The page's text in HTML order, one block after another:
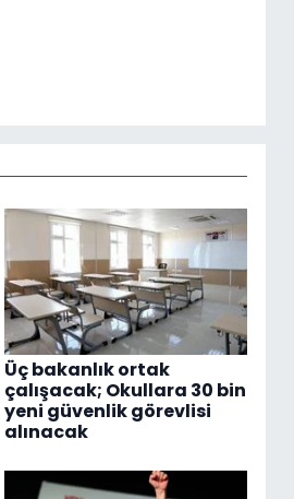
Üç bakanlık ortak
çalışacak; Okullara 30 bin
yeni güvenlik görevlisi
alınacak